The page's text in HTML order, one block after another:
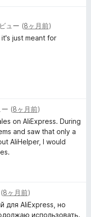
ュー (8ヶ月前)
just meant for
ー (8ヶ月前)
on AliExpress. During
and saw that only a
AliHelper, I would
8ヶ月前)
для AliExpress, но
использовать.